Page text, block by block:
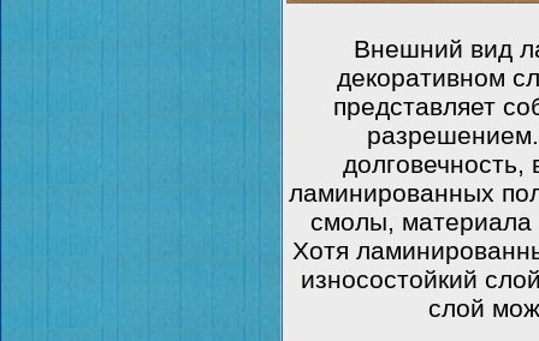
Внешний вид
декоративном
представляет
ламинированных
смолы, материала
Хотя
износостойкий
слой